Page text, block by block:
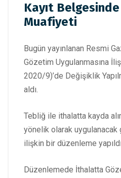
Kayıt Belgesinde
Muafiyeti
Bugün yayınlanan Resmi
Gözetim Uygulanmasına
2020/9)’de Değişiklik
aldı.
Tebliğ ile ithalatta kayda
yönelik olarak
ilişkin bir düzenleme
Düzenlemede İthalatta